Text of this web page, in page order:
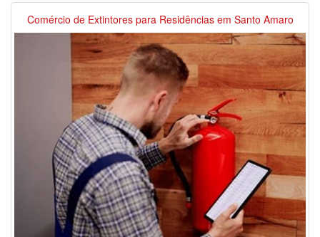
Comércio de Extintores para Residências em Santo Amaro